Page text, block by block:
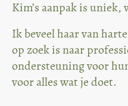
Kim’s aanpak is
Ik beveel haar van
op zoek is naar
ondersteuning voor
voor alles wat je doet.